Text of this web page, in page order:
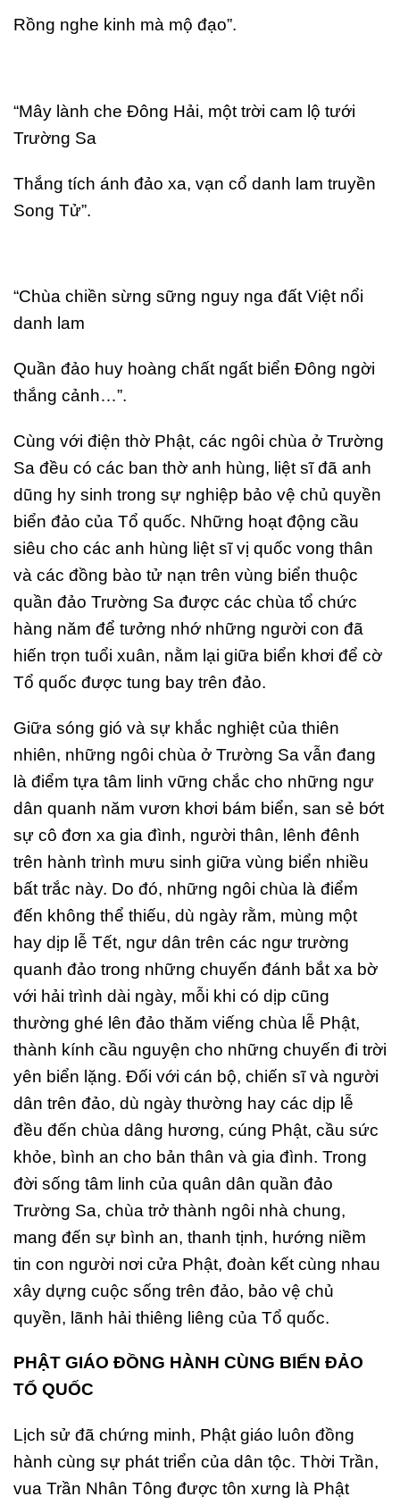
Rồng nghe kinh mà mộ đạo”.
“Mây lành che Đông Hải, một trời cam lộ tưới
Trường Sa
Thắng tích ánh đảo xa, vạn cổ danh lam truyền
Song Tử”.
“Chùa chiền sừng sững nguy nga đất Việt nổi
danh lam
Quần đảo huy hoàng chất ngất biển Đông ngời
thắng cảnh…”.
Cùng với điện thờ Phật, các ngôi chùa ở Trường
Sa đều có các ban thờ anh hùng, liệt sĩ đã anh
dũng hy sinh trong sự nghiệp bảo vệ chủ quyền
biển đảo của Tổ quốc. Những hoạt động cầu
siêu cho các anh hùng liệt sĩ vị quốc vong thân
và các đồng bào tử nạn trên vùng biển thuộc
quần đảo Trường Sa được các chùa tổ chức
hàng năm để tưởng nhớ những người con đã
hiến trọn tuổi xuân, nằm lại giữa biển khơi để cờ
Tổ quốc được tung bay trên đảo.
Giữa sóng gió và sự khắc nghiệt của thiên
nhiên, những ngôi chùa ở Trường Sa vẫn đang
là điểm tựa tâm linh vững chắc cho những ngư
dân quanh năm vươn khơi bám biển, san sẻ bớt
sự cô đơn xa gia đình, người thân, lênh đênh
trên hành trình mưu sinh giữa vùng biển nhiều
bất trắc này. Do đó, những ngôi chùa là điểm
đến không thể thiếu, dù ngày rằm, mùng một
hay dịp lễ Tết, ngư dân trên các ngư trường
quanh đảo trong những chuyến đánh bắt xa bờ
với hải trình dài ngày, mỗi khi có dịp cũng
thường ghé lên đảo thăm viếng chùa lễ Phật,
thành kính cầu nguyện cho những chuyến đi trời
yên biển lặng. Đối với cán bộ, chiến sĩ và người
dân trên đảo, dù ngày thường hay các dịp lễ
đều đến chùa dâng hương, cúng Phật, cầu sức
khỏe, bình an cho bản thân và gia đình. Trong
đời sống tâm linh của quân dân quần đảo
Trường Sa, chùa trở thành ngôi nhà chung,
mang đến sự bình an, thanh tịnh, hướng niềm
tin con người nơi cửa Phật, đoàn kết cùng nhau
xây dựng cuộc sống trên đảo, bảo vệ chủ
quyền, lãnh hải thiêng liêng của Tổ quốc.
PHẬT GIÁO ĐỒNG HÀNH CÙNG BIỂN ĐẢO
TỔ QUỐC
Lịch sử đã chứng minh, Phật giáo luôn đồng
hành cùng sự phát triển của dân tộc. Thời Trần,
vua Trần Nhân Tông được tôn xưng là Phật